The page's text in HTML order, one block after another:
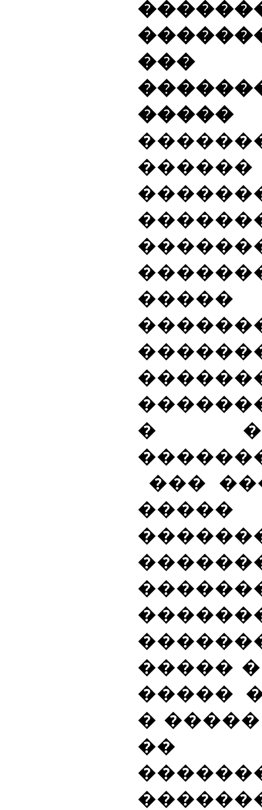
���
������
�����
�
���
�����
�����
�����
�
��